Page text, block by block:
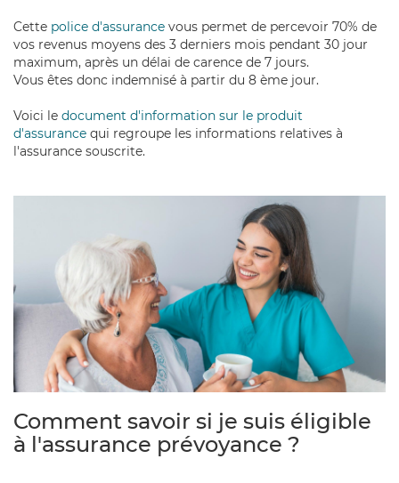
Cette police d'assurance vous permet de percevoir 70% de
vos revenus moyens des 3 derniers mois pendant 30 jour
maximum, après un délai de carence de 7 jours.
Vous êtes donc indemnisé à partir du 8 ème jour.
Voici le document d'information sur le produit
d'assurance qui regroupe les informations relatives à
l'assurance souscrite.
Comment savoir si je suis éligible
à l'assurance prévoyance ?